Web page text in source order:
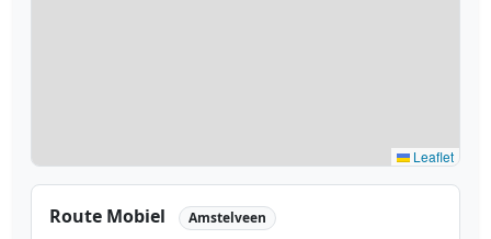
Leaflet
Route Mobiel Amstelveen